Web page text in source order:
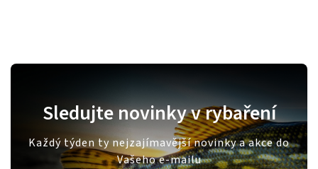
Sledujte novinky v rybaření
Každý týden ty nejzajímavější novinky a akce do
Vašeho e-mailu